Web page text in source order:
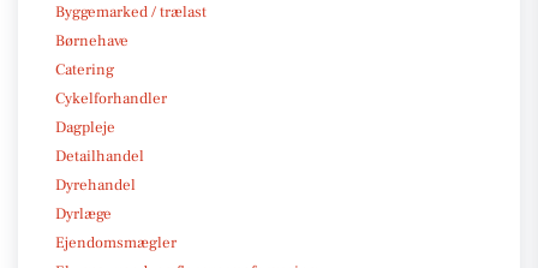
Byggemarked / trælast
Børnehave
Catering
Cykelforhandler
Dagpleje
Detailhandel
Dyrehandel
Dyrlæge
Ejendomsmægler